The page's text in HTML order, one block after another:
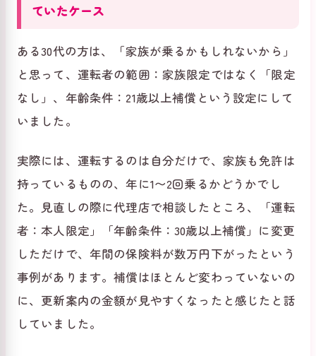
ていたケース
ある30代の方は、「家族が乗るかもしれないから」
と思って、運転者の範囲：家族限定ではなく「限定
なし」、年齢条件：21歳以上補償という設定にして
いました。
実際には、運転するのは自分だけで、家族も免許は
持っているものの、年に1〜2回乗るかどうかでし
た。見直しの際に代理店で相談したところ、「運転
者：本人限定」「年齢条件：30歳以上補償」に変更
しただけで、年間の保険料が数万円下がったという
事例があります。補償はほとんど変わっていないの
に、更新案内の金額が見やすくなったと感じたと話
していました。